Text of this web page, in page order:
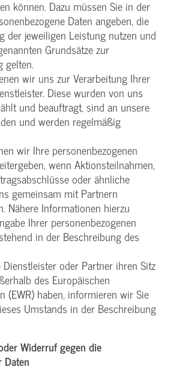
können. Dazu müssen Sie in der
Daten angeben, die
der jeweiligen Leistung nutzen und
Grundsätze zur
gelten.
wir uns zur Verarbeitung Ihrer
Diese wurden von uns
und beauftragt, sind an unsere
und werden regelmäßig
wir Ihre personenbezogenen
wenn Aktionsteilnahmen,
oder ähnliche
gemeinsam mit Partnern
Nähere Informationen hierzu
Ihrer personenbezogenen
in der Beschreibung des
oder Partner ihren Sitz
des Europäischen
(EWR) haben, informieren wir Sie
Umstands in der Beschreibung
Widerruf gegen die
Daten